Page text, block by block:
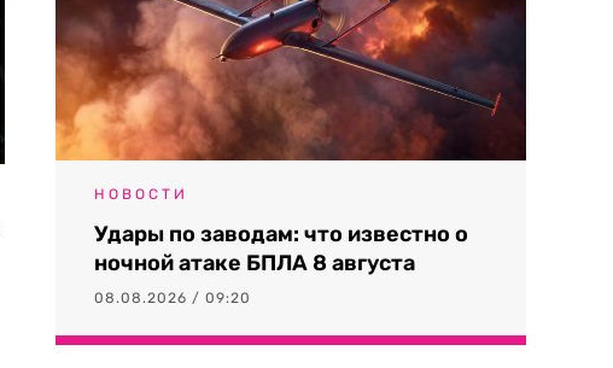
НОВОСТИ
Удары по заводам: что известно о
ночной атаке БПЛА 8 августа
08.08.2026 / 09:20